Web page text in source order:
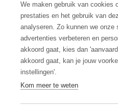
Postes vacants
Foire aux
We maken gebruik van cookies
prestaties en het gebruik van
analyseren. Zo kunnen we
advertenties verbeteren en
akkoord gaat, kies dan
akkoord gaat, kan je jouw
instellingen'.
Kom meer te weten